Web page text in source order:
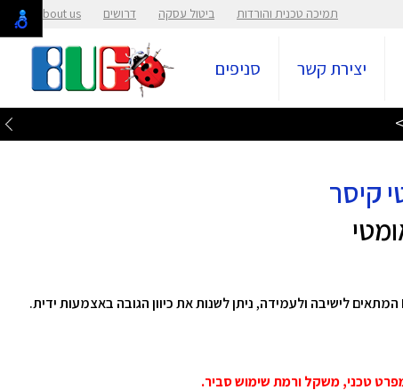
תמיכה טכנית והורדות ביטול עסקה דרושים About us
יצירת קשר סניפים
שולחן מתכוונן 160 ס"מ מדגם פנאומטי מבית Keisar המתאים לישיבה ולעמידה, ניתן לשנות את כיוון הגובה באצמעות ידית.